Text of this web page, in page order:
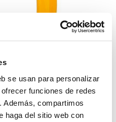
se usan para personalizar
funciones de redes
Además, compartimos
haga del sitio web con
bb-940
comprar